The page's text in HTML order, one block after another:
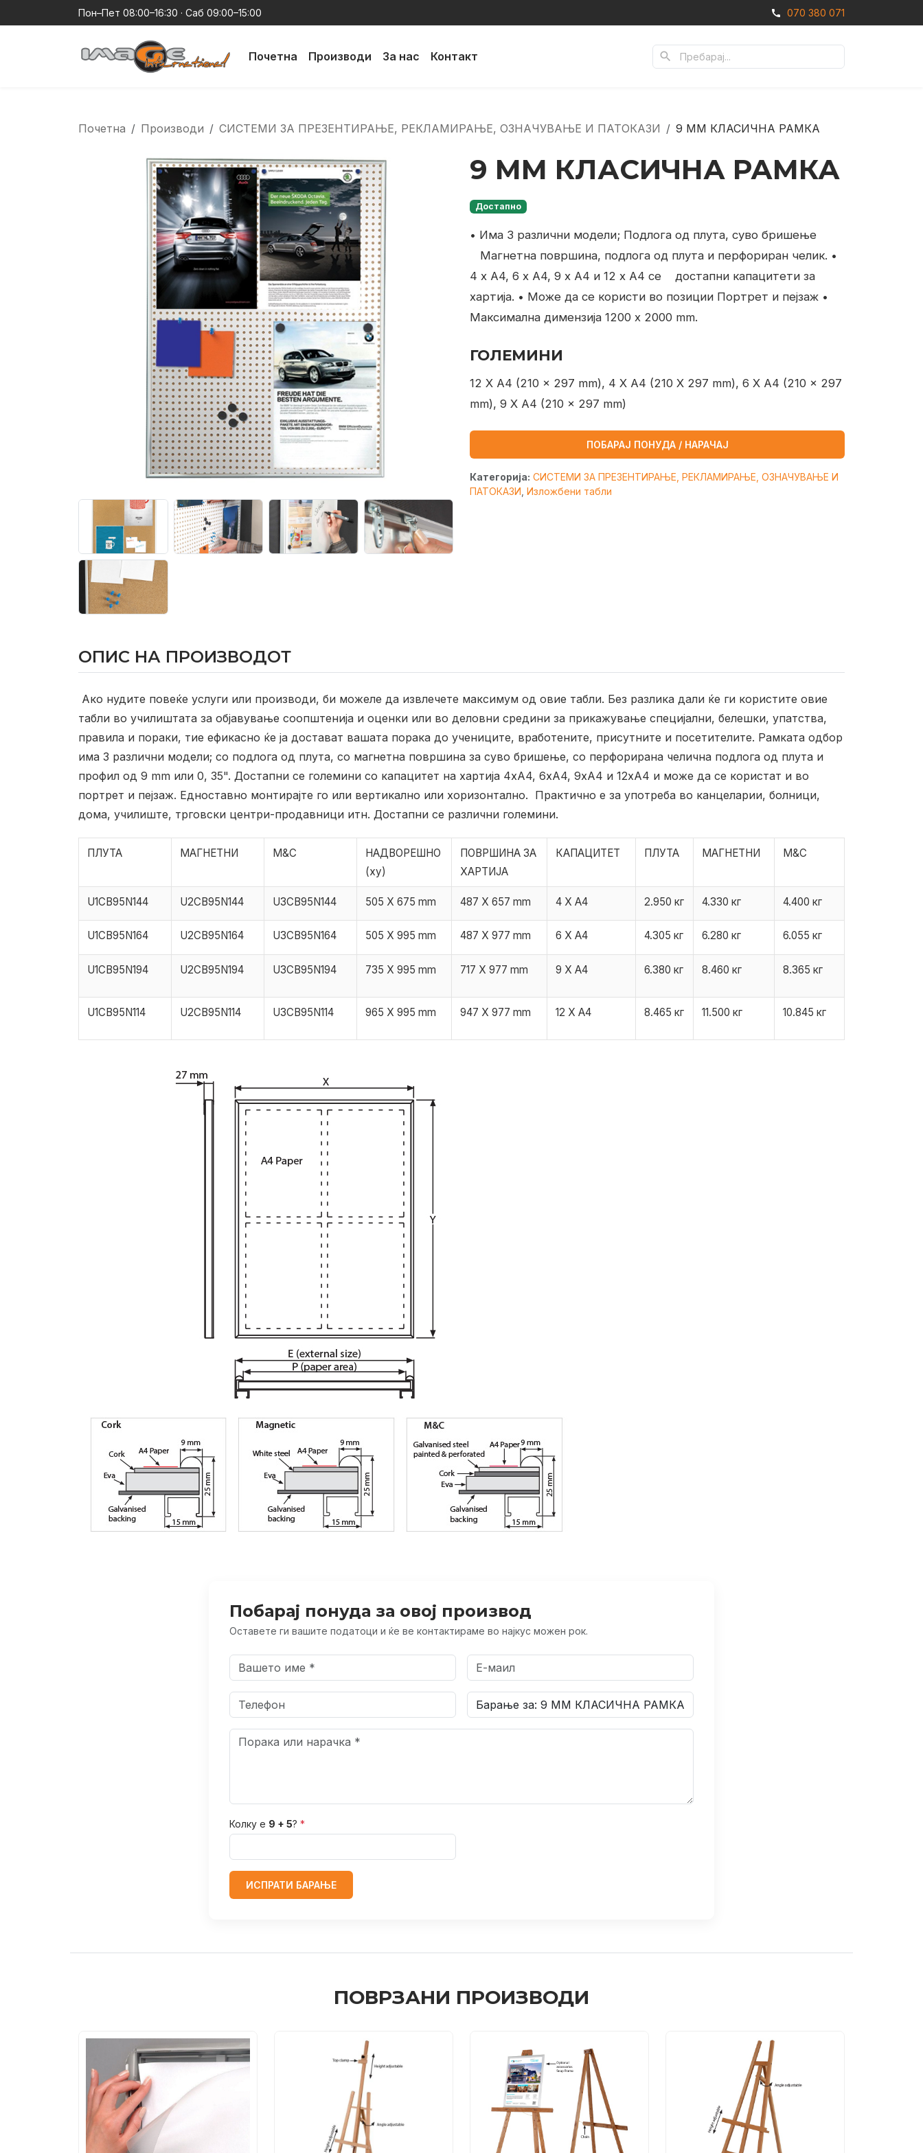
Пон–Пет 08:00–16:30 · Саб 09:00–15:00 call 070 380 071
Почетна Производи За нас Контакт search
Почетна Производи СИСТЕМИ ЗА ПРЕЗЕНТИРАЊЕ, РЕКЛАМИРАЊЕ, ОЗНАЧУВАЊЕ И ПАТОКАЗИ 9 MM КЛАСИЧНА РАМКА
9 MM КЛАСИЧНА РАМКА
Достапно
• Има 3 различни модели; Подлога од плута, суво бришење
Магнетна површина, подлога од плута и перфориран челик. •
4 x A4, 6 x A4, 9 x A4 и 12 x A4 се
достапни капацитети за
хартија. • Може да се користи во позиции Портрет и пејзаж •
Максимална димензија 1200 x 2000 mm.
ГОЛЕМИНИ
12 X A4 (210 x 297 mm), 4 X A4 (210 X 297 mm), 6 X A4 (210 x 297
mm), 9 X A4 (210 x 297 mm)
ПОБАРАЈ ПОНУДА / НАРАЧАЈ
Категорија: СИСТЕМИ ЗА ПРЕЗЕНТИРАЊЕ, РЕКЛАМИРАЊЕ, ОЗНАЧУВАЊЕ И
ПАТОКАЗИ Изложбени табли
ОПИС НА ПРОИЗВОДОТ
Ако нудите повеќе услуги или производи, би можеле да извлечете максимум од овие табли. Без разлика дали ќе ги користите овие
табли во училиштата за објавување соопштенија и оценки или во деловни средини за прикажување специјални, белешки, упатства,
правила и пораки, тие ефикасно ќе ја достават вашата порака до учениците, вработените, присутните и посетителите. Рамката одбор
има 3 различни модели; со подлога од плута, со магнетна површина за суво бришење, со перфорирана челична подлога од плута и
профил од 9 mm или 0, 35". Достапни се големини со капацитет на хартија 4xA4, 6xA4, 9xA4 и 12xA4 и може да се користат и во
портрет и пејзаж. Едноставно монтирајте го или вертикално или хоризонтално. Практично е за употреба во канцеларии, болници,
дома, училиште, трговски центри-продавници итн. Достапни се различни големини.
ПЛУТА МАГНЕТНИ M&C
НАДВОРЕШНО
(xy)
ПОВРШИНА ЗА
ХАРТИЈА
КАПАЦИТЕТ ПЛУТА МАГНЕТНИ M&C
U1CB95N144 U2CB95N144 U3CB95N144 505 X 675 mm 487 X 657 mm 4 X A4 2.950 кг 4.330 кг 4.400 кг
U1CB95N164 U2CB95N164 U3CB95N164 505 X 995 mm 487 X 977 mm 6 X A4 4.305 кг 6.280 кг 6.055 кг
U1CB95N194 U2CB95N194 U3CB95N194 735 X 995 mm 717 X 977 mm 9 X A4 6.380 кг 8.460 кг 8.365 кг
U1CB95N114 U2CB95N114 U3CB95N114 965 X 995 mm 947 X 977 mm 12 X A4 8.465 кг 11.500 кг 10.845 кг
Побарај понуда за овој производ
Оставете ги вашите податоци и ќе ве контактираме во најкус можен рок.
Колку е 9 + 5? *
ИСПРАТИ БАРАЊЕ
ПОВРЗАНИ ПРОИЗВОДИ